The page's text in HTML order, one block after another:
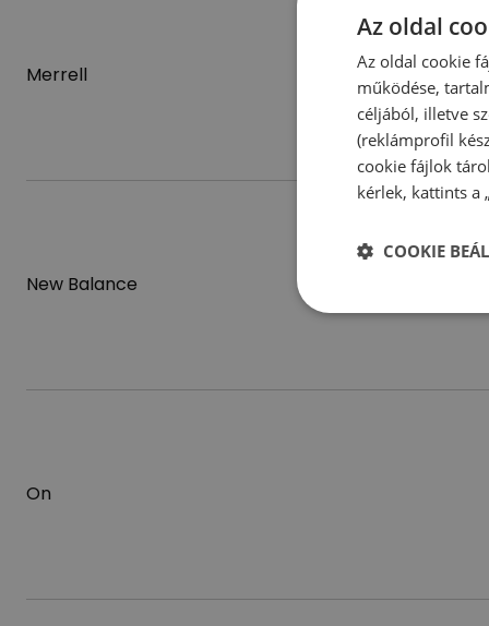
Merrell
New Balance
On
Az oldal
Az oldal cookie
működése,
céljából, illetve
(reklámprofil
cookie fájlok
kérlek, kattints a
COOKIE